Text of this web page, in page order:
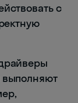
с
выполняют